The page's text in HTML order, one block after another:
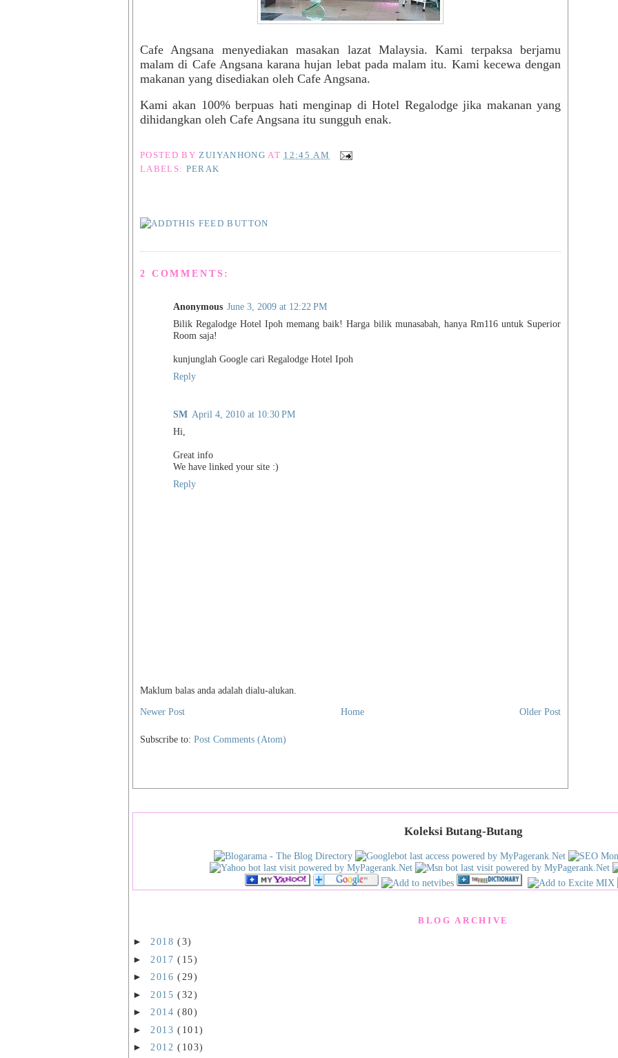
Cafe Angsana menyediakan masakan lazat Malaysia. Kami terpaksa berjamu
malamdi Cafe Angsana karana hujan lebat pada malam itu. Kami kecewa dengan
makanan yang disediakan oleh Cafe Angsana.
Kami akan 100% berpuas hati menginap di Hotel Regalodge jika makanan yang
dihidangkan oleh Cafe Angsana itu sungguh enak.
POSTED BY ZUIYANHONG AT 12:45 AM
LABELS: PERAK
2 COMMENTS:
Anonymous June 3, 2009 at 12:22 PM
Bilik Regalodge Hotel Ipoh memang baik! Harga bilik munasabah, hanya Rm116 untuk Superior
Room saja!
kunjunglah Google cari Regalodge Hotel Ipoh
Reply
SM April 4, 2010 at 10:30 PM
Hi,
Great info
We have linked your site :)
Reply
Maklum balas anda adalah dialu-alukan.
Newer Post
Older Post
Home
Subscribe to: Post Comments (Atom)
Koleksi Butang-Butang
BLOG ARCHIVE
► 2018(3)
► 2017(15)
► 2016(29)
► 2015(32)
► 2014(80)
► 2013(101)
► 2012(103)